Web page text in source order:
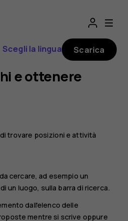
Scegli la lingua Scarica
e ottenere
trovare posizioni e attività
cercare, ad esempio un
un luogo, sulla barra di ricerca.
dall'elenco delle
mentre si scrive oppure